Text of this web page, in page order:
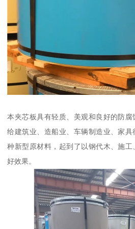
本夹芯板具有轻质、美观和良好的防
给建筑业、造船业、车辆制造业、家
种新型原材料，起到了以钢代木、施
好效果。